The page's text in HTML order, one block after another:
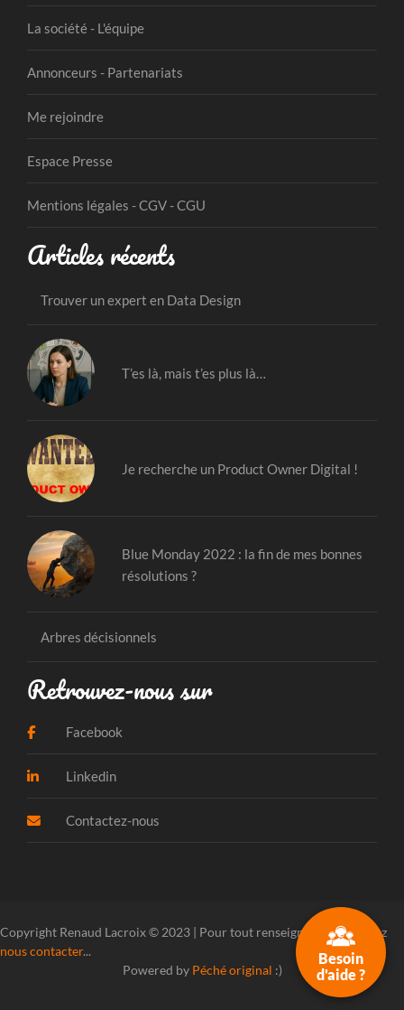
La société - L'équipe
Annonceurs - Partenariats
Me rejoindre
Espace Presse
Mentions légales - CGV - CGU
Articles récents
Trouver un expert en Data Design
T’es là, mais t’es plus là…
Je recherche un Product Owner Digital !
Blue Monday 2022 : la fin de mes bonnes
résolutions ?
Arbres décisionnels
Retrouvez-nous sur
Facebook
Linkedin
Contactez-nous
Besoin
d'aide ?
Copyright Renaud Lacroix © 2023 | Pour tout renseignement, veuillez
nous contacter...
Powered by Péché original :)